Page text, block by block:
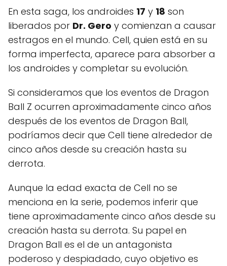
En esta saga, los androides 17 y 18 son
liberados por Dr. Gero y comienzan a causar
estragos en el mundo. Cell, quien está en su
forma imperfecta, aparece para absorber a
los androides y completar su evolución.
Si consideramos que los eventos de Dragon
Ball Z ocurren aproximadamente cinco años
después de los eventos de Dragon Ball,
podríamos decir que Cell tiene alrededor de
cinco años desde su creación hasta su
derrota.
Aunque la edad exacta de Cell no se
menciona en la serie, podemos inferir que
tiene aproximadamente cinco años desde su
creación hasta su derrota. Su papel en
Dragon Ball es el de un antagonista
poderoso y despiadado, cuyo objetivo es